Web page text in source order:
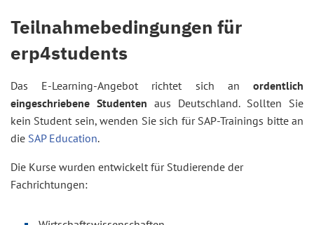
Teilnahmebedingungen für
erp4students
Das E-Learning-Angebot richtet sich an ordentlich
eingeschriebene Studenten aus Deutschland. Sollten Sie
kein Student sein, wenden Sie sich für SAP-Trainings bitte an
die SAP Education.
Die Kurse wurden entwickelt für Studierende der
Fachrichtungen: